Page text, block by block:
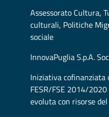
Assessorato Cultura,
culturali, Politiche
sociale
InnovaPuglia S.p.A.
Iniziativa cofinanziata
FESR/FSE 2014/
evoluta con risorse